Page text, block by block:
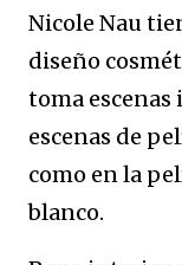
Nicole Nau
diseño
toma
escenas de
como en la
blanco.